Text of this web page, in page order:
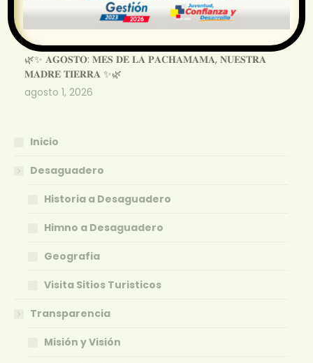
𝐀𝐍𝐓𝐈𝐑𝐑Á𝐁𝐈𝐂𝐀 𝐂𝐀𝐍𝐈𝐍𝐀!🐾
🌿✨ 𝐀𝐆𝐎𝐒𝐓𝐎: 𝐌𝐄𝐒 𝐃𝐄 𝐋𝐀 𝐏𝐀𝐂𝐇𝐀𝐌𝐀𝐌𝐀, 𝐍𝐔𝐄𝐒𝐓𝐑𝐀
𝐌𝐀𝐃𝐑𝐄 𝐓𝐈𝐄𝐑𝐑𝐀 ✨🌿
agosto 1, 2026
Inicio
Desaguadero
Historia a Desaguadero
Himno a Desaguadero
Geografia
Visita Sitios Turisticos
Transparencia
Misión y Visión